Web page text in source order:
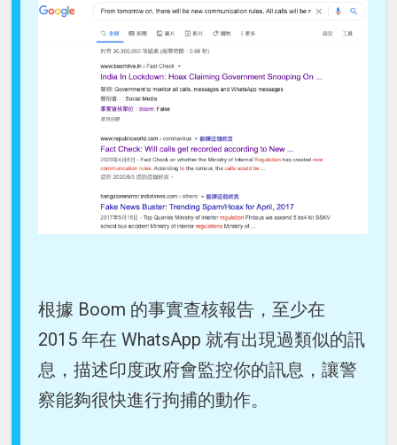
根據 Boom 的事實查核報告，至少在
2015 年在 WhatsApp 就有出現過類似的訊
息，描述印度政府會監控你的訊息，讓警
察能夠很快進行拘捕的動作。